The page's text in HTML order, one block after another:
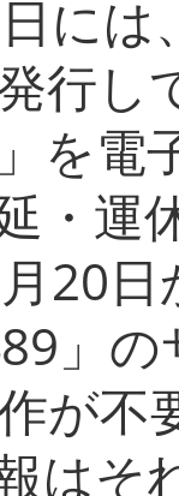
に
行し
を電
・運
20
」
が不
はそ